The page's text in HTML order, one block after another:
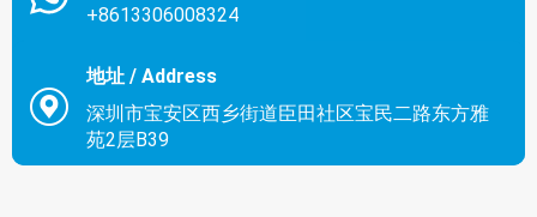
+8613306008324
地址 / Address
深圳市宝安区西乡街道臣田社区宝民二路东方雅
苑2层B39